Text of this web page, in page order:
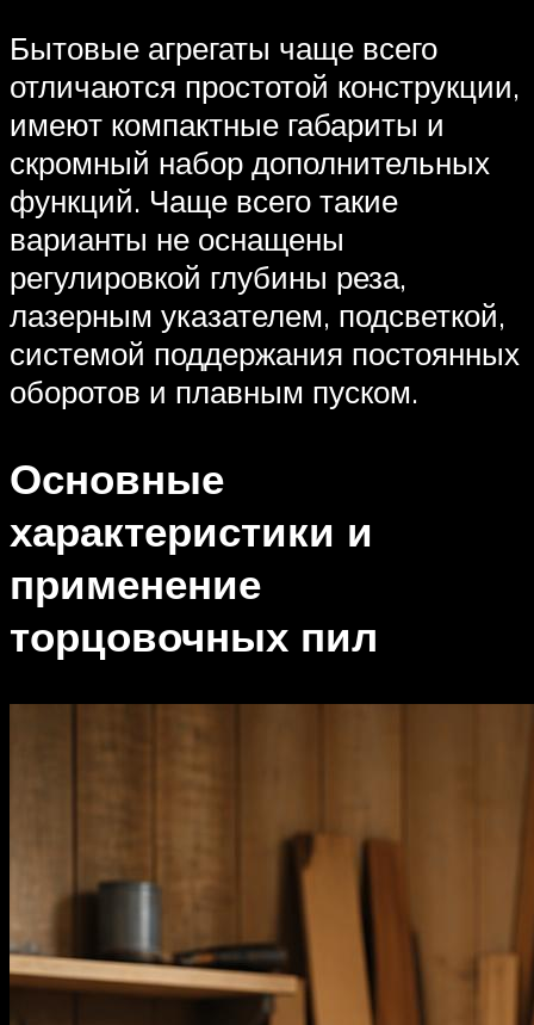
Бытовые агрегаты чаще всего
отличаются простотой конструкции,
имеют компактные габариты и
скромный набор дополнительных
функций. Чаще всего такие
варианты не оснащены
регулировкой глубины реза,
лазерным указателем, подсветкой,
системой поддержания постоянных
оборотов и плавным пуском.
Основные
характеристики и
применение
торцовочных пил